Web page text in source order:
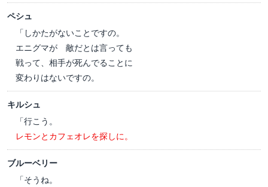
ペシュ
「しかたがないことですの。
エニグマが 敵だとは言っても
戦って、相手が死んでることに
変わりはないですの。
キルシュ
「行こう。
レモンとカフェオレを探しに。
ブルーベリー
「そうね。